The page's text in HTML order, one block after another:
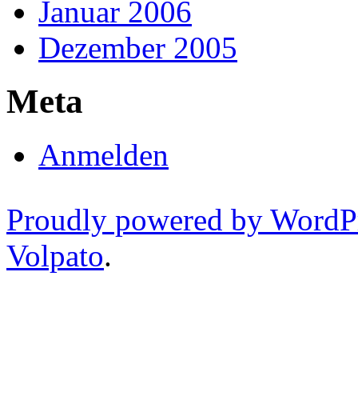
Januar 2006
Dezember 2005
Meta
Anmelden
Proudly powered by
Volpato.